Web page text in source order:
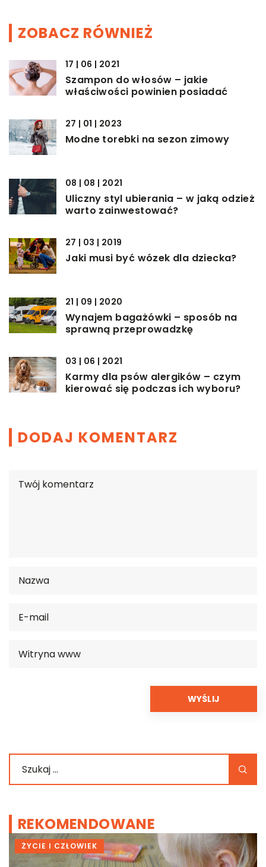
ZOBACZ RÓWNIEŻ
17 | 06 | 2021
Szampon do włosów – jakie
właściwości powinien posiadać
27 | 01 | 2023
Modne torebki na sezon zimowy
08 | 08 | 2021
Uliczny styl ubierania – w jaką odzież
warto zainwestować?
27 | 03 | 2019
Jaki musi być wózek dla dziecka?
21 | 09 | 2020
Wynajem bagażówki – sposób na
sprawną przeprowadzkę
03 | 06 | 2021
Karmy dla psów alergików – czym
kierować się podczas ich wyboru?
DODAJ KOMENTARZ
REKOMENDOWANE
ŻYCIE I CZŁOWIEK